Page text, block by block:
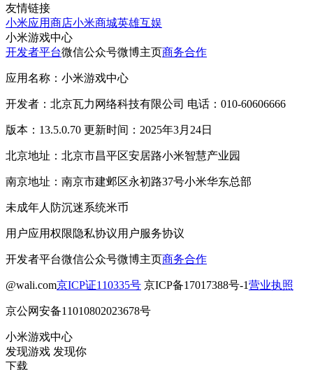
友情链接
小米应用商店小米商城英雄互娱
小米游戏中心
开发者平台微信公众号微博主页商务合作
应用名称：小米游戏中心
开发者：北京瓦力网络科技有限公司 电话：010-60606666
版本：13.5.0.70 更新时间：2025年3月24日
北京地址：北京市昌平区安居路小米智慧产业园
南京地址：南京市建邺区永初路37号小米华东总部
未成年人防沉迷系统米币
用户应用权限隐私协议用户服务协议
开发者平台微信公众号微博主页商务合作
@wali.com京ICP证110335号 京ICP备17017388号-1营业执照
京公网安备11010802023678号
小米游戏中心
发现游戏 发现你
下载